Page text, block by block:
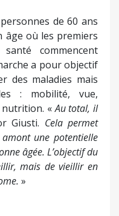
de 60 ans
âge où les premiers
commencent
a pour objectif
des maladies mais
: mobilité, vue,
nutrition. «Au total, il
Giusti. Cela permet
une potentielle
âgée. L’objectif du
mais de vieillir en
»